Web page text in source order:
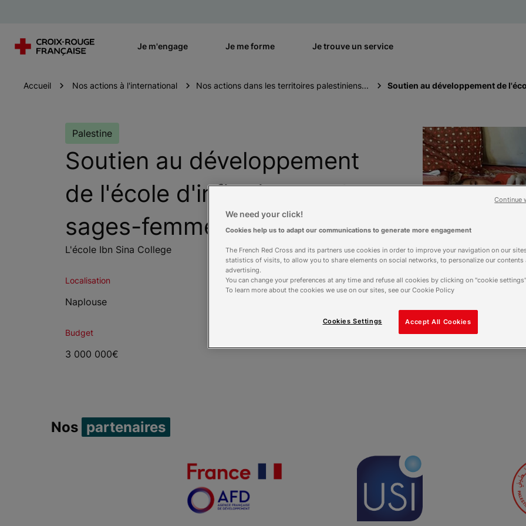
Je m'engage Je me forme Je trouve un service
Accueil Nos actions à l'international Nos actions dans les territoires palestiniens... Soutien au développement de
Palestine
Soutien au développement
de l'école d'infirmiers et de
sages-femmes
L'école Ibn Sina College
Localisation
Naplouse
Date
Budget
3 000 000€
Nos partenaires
We need your click!
Cookies help us to adapt our communications to generate more engagement
The French Red Cross and its partners use cookies in order to improve your navigation on our
statistics of visits, to allow you to share elements on social networks, to personalize our contents
advertising.
You can change your preferences at any time and refuse all cookies by clicking on "cookie
To learn more about the cookies we use on our sites, see our Cookie Policy
Accept All Cookies
Cookies Settings
Continue